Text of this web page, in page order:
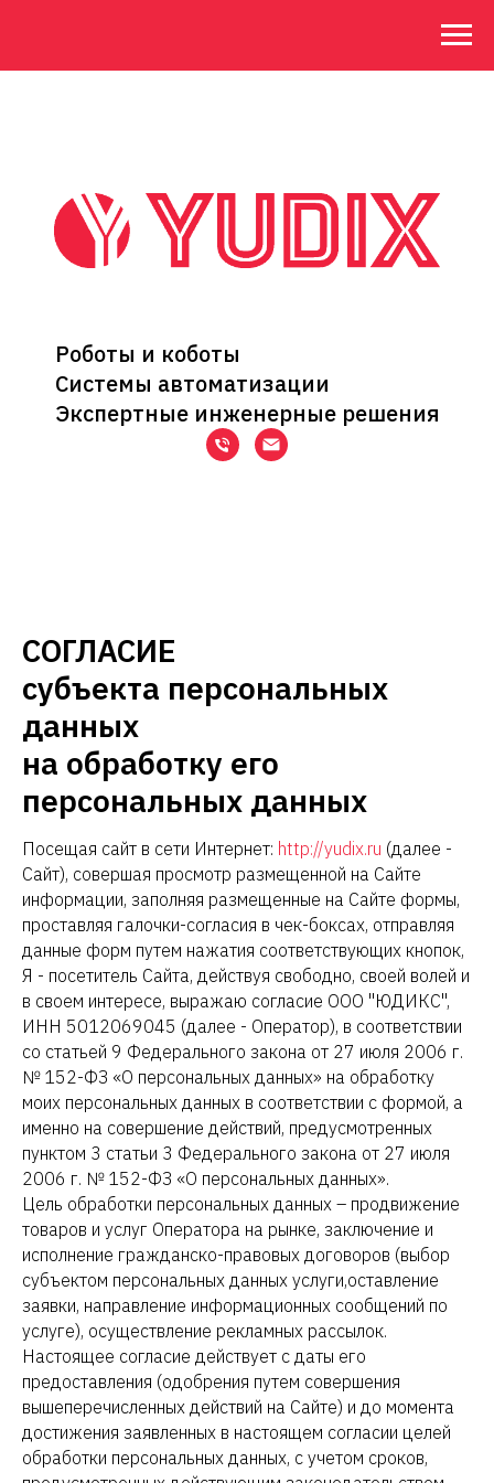
Роботы и коботы
Системы автоматизации
Экспертные инженерные решения
СОГЛАСИЕ
субъекта персональных
данных
на обработку его
персональных данных
Посещая сайт в сети Интернет: http://yudix.ru (далее -
Сайт), совершая просмотр размещенной на Сайте
информации, заполняя размещенные на Сайте формы,
проставляя галочки-согласия в чек-боксах, отправляя
данные форм путем нажатия соответствующих кнопок,
Я - посетитель Сайта, действуя свободно, своей волей и
в своем интересе, выражаю согласие ООО "ЮДИКС",
ИНН 5012069045 (далее - Оператор), в соответствии
со статьей 9 Федерального закона от 27 июля 2006 г.
№ 152-ФЗ «О персональных данных» на обработку
моих персональных данных в соответствии с формой, а
именно на совершение действий, предусмотренных
пунктом 3 статьи 3 Федерального закона от 27 июля
2006 г. № 152-ФЗ «О персональных данных».
Цель обработки персональных данных – продвижение
товаров и услуг Оператора на рынке, заключение и
исполнение гражданско-правовых договоров (выбор
субъектом персональных данных услуги,оставление
заявки, направление информационных сообщений по
услуге), осуществление рекламных рассылок.
Настоящее согласие действует с даты его
предоставления (одобрения путем совершения
вышеперечисленных действий на Сайте) и до момента
достижения заявленных в настоящем согласии целей
обработки персональных данных, с учетом сроков,